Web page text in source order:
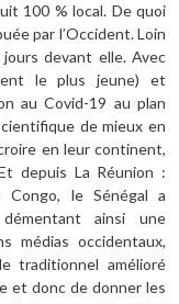
100 % local. De quoi
par l’Occident. Loin
devant elle. Avec
le plus jeune) et
au Covid-19 au plan
de mieux en
en leur continent,
depuis La Réunion :
Congo, le Sénégal a
démentant ainsi une
médias occidentaux,
traditionnel amélioré
et donc de donner les